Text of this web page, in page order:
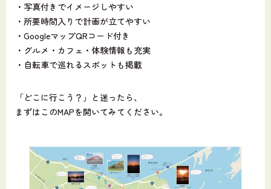
・写真付きでイメージしやすい
・所要時間入りで計画が立てやすい
・GoogleマップQRコード付き
・グルメ・カフェ・体験情報も充実
・自転車で巡れるスポットも掲載
「どこに行こう？」と迷ったら、
まずはこのMAPを開いてみてください。